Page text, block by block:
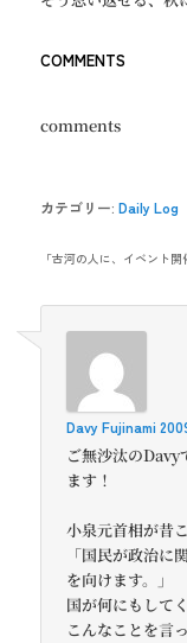
COMMENTS
comments
カテゴリー:Daily Log
「古河の人に、イベント開
Davy Fujinami
ご無沙汰のDavy
ます！
小泉元首相が昔
「国民が政治に
を向けます。」
国が何にもして
こんなことを言